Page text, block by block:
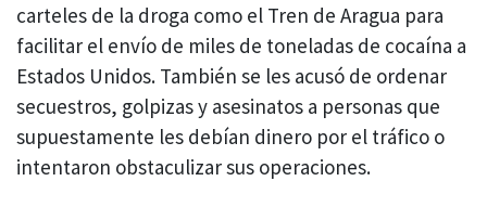
carteles de la droga como el Tren de Aragua para
facilitar el envío de miles de toneladas de cocaína a
Estados Unidos. También se les acusó de ordenar
secuestros, golpizas y asesinatos a personas que
supuestamente les debían dinero por el tráfico o
intentaron obstaculizar sus operaciones.